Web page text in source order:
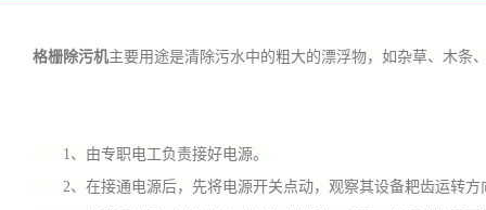
格栅除污机主要用途是清除污水中的粗大的漂浮物，如杂草、木条
1、由专职电工负责接好电源。
2、在接通电源后，先将电源开关点动，观察其设备耙齿运转方